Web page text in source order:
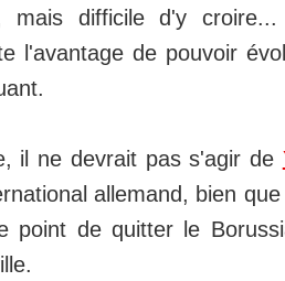
mais difficile d'y
l'avantage de pouvoir
il ne devrait pas s'agir de
allemand, bien
point de quitter le